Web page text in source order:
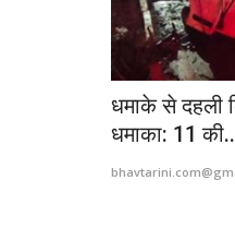
धमाके से दहली
धमाका: 11